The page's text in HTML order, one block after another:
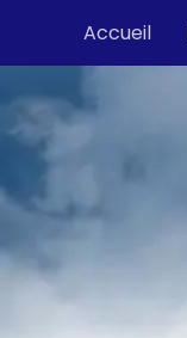
Accueil